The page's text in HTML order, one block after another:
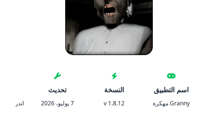
اسم التطبيق
Granny مهكرة
النسخة
v 1.8.12
تحديث
7 يوليو، 2026 اندرويد 5.1 والأحدث